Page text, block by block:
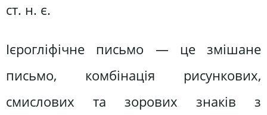
ст. н. є.
Ієрогліфічне письмо — це змішане
письмо, комбінація рисункових,
смислових та зорових знаків з